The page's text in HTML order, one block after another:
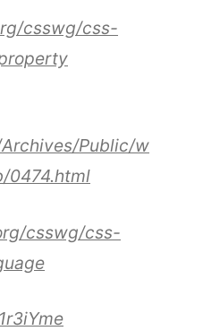
csswg/css-
Public/w
0474.html
csswg/css-